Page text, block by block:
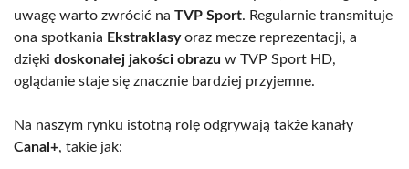
uwagę warto zwrócić na TVP Sport. Regularnie transmituje
ona spotkania Ekstraklasyoraz mecze reprezentacji, a
dzięki doskonałej jakości obrazu w TVP Sport HD,
oglądanie staje się znacznie bardziej przyjemne.
Na naszym rynku istotną rolę odgrywają także kanały
Canal+, takie jak: